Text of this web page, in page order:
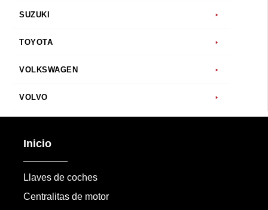
SUZUKI
TOYOTA
VOLKSWAGEN
VOLVO
Inicio
Llaves de coches
Centralitas de motor